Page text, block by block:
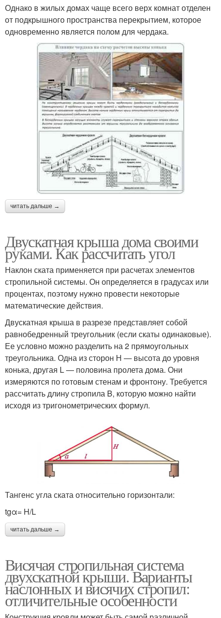
Однако в жилых домах чаще всего верх комнат отделен
от подкрышного пространства перекрытием, которое
одновременно является полом для чердака.
читать дальше →
Двускатная крыша дома своими
руками. Как рассчитать угол
Наклон ската применяется при расчетах элементов
стропильной системы. Он определяется в градусах или
процентах, поэтому нужно провести некоторые
математические действия.
Двускатная крыша в разрезе представляет собой
равнобедренный треугольник (если скаты одинаковые).
Ее условно можно разделить на 2 прямоугольных
треугольника. Одна из сторон Н — высота до уровня
конька, другая L — половина пролета дома. Они
измеряются по готовым стенам и фронтону. Требуется
рассчитать длину стропила B, которую можно найти
исходя из тригонометрических формул.
Тангенс угла ската относительно горизонтали:
tgα= H/L
читать дальше →
Висячая стропильная система
двухскатной крыши. Варианты
наслонных и висячих стропил:
отличительные особенности